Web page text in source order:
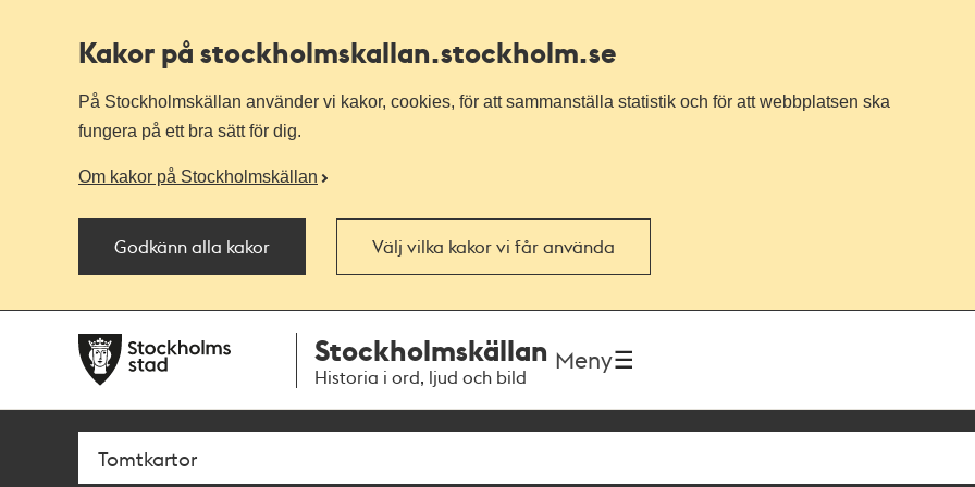
Kakor på stockholmskallan.stockholm.se
På Stockholmskällan använder vi kakor, cookies, för att sammanställa statistik och för att webbplatsen ska
fungera på ett bra sätt för dig.
Om kakor på Stockholmskällan
Godkänn alla kakor Välj vilka kakor vi får använda
navigationen
huvudinnehållet
Stockholmskällan
Historia i ord, ljud och bild
Meny
Sök